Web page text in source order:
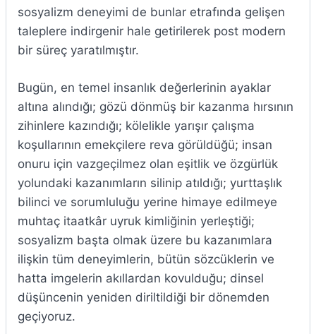
sosyalizm deneyimi de bunlar etrafında gelişen
taleplere indirgenir hale getirilerek post modern
bir süreç yaratılmıştır.
Bugün, en temel insanlık değerlerinin ayaklar
altına alındığı; gözü dönmüş bir kazanma hırsının
zihinlere kazındığı; kölelikle yarışır çalışma
koşullarının emekçilere reva görüldüğü; insan
onuru için vazgeçilmez olan eşitlik ve özgürlük
yolundaki kazanımların silinip atıldığı; yurttaşlık
bilinci ve sorumluluğu yerine himaye edilmeye
muhtaç itaatkâr uyruk kimliğinin yerleştiği;
sosyalizm başta olmak üzere bu kazanımlara
ilişkin tüm deneyimlerin, bütün sözcüklerin ve
hatta imgelerin akıllardan kovulduğu; dinsel
düşüncenin yeniden diriltildiği bir dönemden
geçiyoruz.